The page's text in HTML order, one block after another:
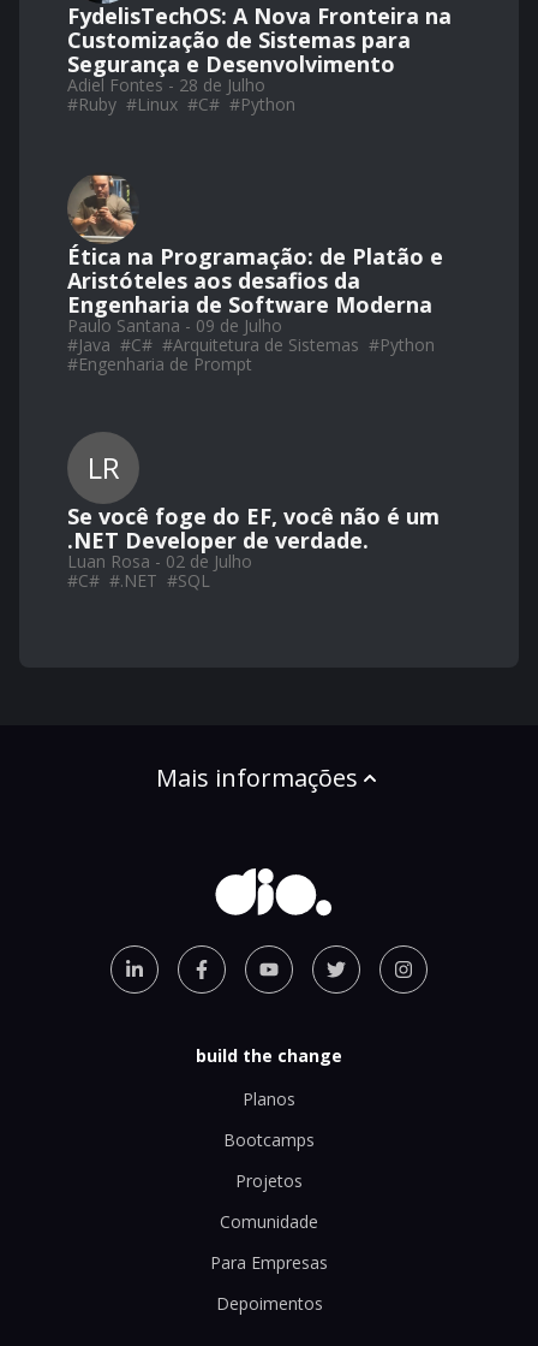
FydelisTechOS: A Nova Fronteira na
Customização de Sistemas para
Segurança e Desenvolvimento
Adiel Fontes - 28 de Julho
#Ruby #Linux #C# #Python
Ética na Programação: de Platão e
Aristóteles aos desafios da
Engenharia de Software Moderna
Paulo Santana - 09 de Julho
#Java #C# #Arquitetura de Sistemas #Python
#Engenharia de Prompt
LR
Se você foge do EF, você não é um
.NET Developer de verdade.
Luan Rosa - 02 de Julho
#C# #.NET #SQL
Mais informações
build the change
Planos
Bootcamps
Projetos
Comunidade
Para Empresas
Depoimentos